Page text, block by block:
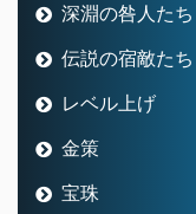
深淵の咎人たち
伝説の宿敵たち
レベル上げ
金策
宝珠